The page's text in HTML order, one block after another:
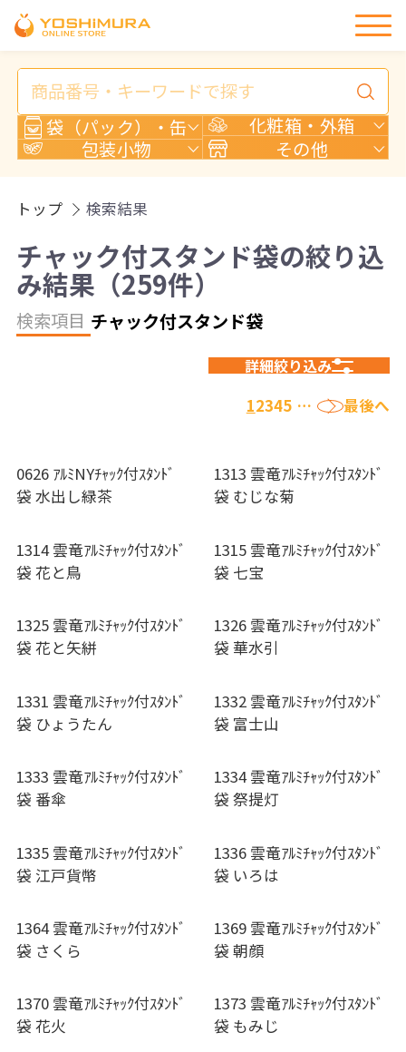
商
検
索
袋（パック）・缶
化粧箱・外箱
包装小物
その他
トップ 検索結果
チャック付スタンド袋の絞り込
み結果（259件）
検索項目 チャック付スタンド袋
詳細絞り込み
12345 … › 最後へ
0626 ｱﾙﾐNYﾁｬｯｸ付ｽﾀﾝﾄﾞ
袋 水出し緑茶
1313 雲竜ｱﾙﾐﾁｬｯｸ付ｽﾀﾝﾄﾞ
袋 むじな菊
1314 雲竜ｱﾙﾐﾁｬｯｸ付ｽﾀﾝﾄﾞ
袋 花と鳥
1315 雲竜ｱﾙﾐﾁｬｯｸ付ｽﾀﾝﾄﾞ
袋 七宝
1325 雲竜ｱﾙﾐﾁｬｯｸ付ｽﾀﾝﾄﾞ
袋 花と矢絣
1326 雲竜ｱﾙﾐﾁｬｯｸ付ｽﾀﾝﾄﾞ
袋 華水引
1331 雲竜ｱﾙﾐﾁｬｯｸ付ｽﾀﾝﾄﾞ
袋 ひょうたん
1332 雲竜ｱﾙﾐﾁｬｯｸ付ｽﾀﾝﾄﾞ
袋 富士山
1333 雲竜ｱﾙﾐﾁｬｯｸ付ｽﾀﾝﾄﾞ
袋 番傘
1334 雲竜ｱﾙﾐﾁｬｯｸ付ｽﾀﾝﾄﾞ
袋 祭提灯
1335 雲竜ｱﾙﾐﾁｬｯｸ付ｽﾀﾝﾄﾞ
袋 江戸貨幣
1336 雲竜ｱﾙﾐﾁｬｯｸ付ｽﾀﾝﾄﾞ
袋 いろは
1364 雲竜ｱﾙﾐﾁｬｯｸ付ｽﾀﾝﾄﾞ
袋 さくら
1369 雲竜ｱﾙﾐﾁｬｯｸ付ｽﾀﾝﾄﾞ
袋 朝顔
1370 雲竜ｱﾙﾐﾁｬｯｸ付ｽﾀﾝﾄﾞ
袋 花火
1373 雲竜ｱﾙﾐﾁｬｯｸ付ｽﾀﾝﾄﾞ
袋 もみじ